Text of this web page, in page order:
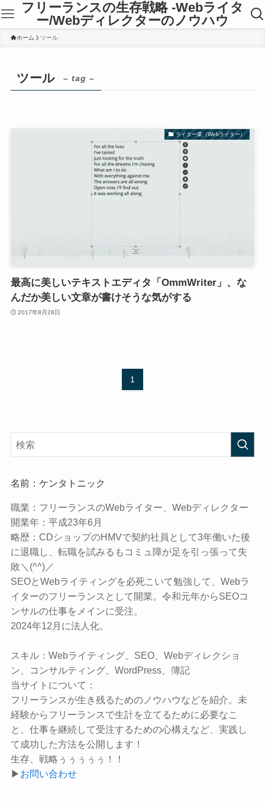
フリーランスの生存戦略 -Webライタ
ー/Webディレクターのノウハウ
ホーム ツール
ツール – tag –
ライター業（Webライター）
最高に美しいテキストエディタ「OmmWriter」、な
んだか美しい文章が書けそうな気がする
2017年8月28日
1
名前：ケンタトニック
職業： フリーランスのWebライター、Webディレクター
開業年： 平成23年6月
略歴： CDショップのHMVで契約社員として3年働いた後
に退職し、転職を試みるもコミュ障が足を引っ張って失
敗＼(^^)／
SEOとWebライティングを必死こいて勉強して、Webラ
イターのフリーランスとして開業。令和元年からSEOコ
ンサルの仕事をメインに受注。
2024年12月に法人化。
スキル： Webライティング、SEO、Webディレクショ
ン、コンサルティング、WordPress、簿記
当サイトについて：
フリーランスが生き残るためのノウハウなどを紹介。未
経験からフリーランスで生計を立てるために必要なこ
と、仕事を継続して受注するための心構えなど、実践し
て成功した方法を公開します！
生存、戦略ぅぅぅぅぅ！！
▶ お問い合わせ